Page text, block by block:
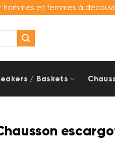
et femmes à
/ Baskets